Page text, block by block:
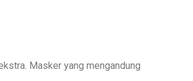
Masker yang mengandung